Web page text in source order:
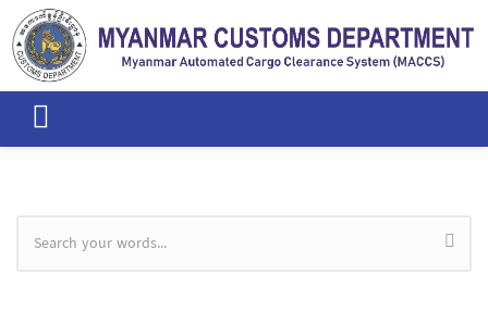
Skip to main content
Search form